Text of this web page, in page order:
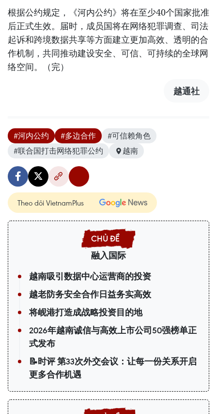
根据公约规定，《河内公约》将在至少40个国家批准
后正式生效。届时，成员国将在网络犯罪调查、司法
起诉和跨境数据共享等方面建立更加高效、透明的合
作机制，共同推动建设安全、可信、可持续的全球网
络空间。（完）
越通社
#河内公约 #多边合作
#可信赖角色
#联合国打击网络犯罪公约
越南
Theo dõi VietnamPlus
融入国际
越南吸引数据中心运营商的投资
越老防务安全合作日益务实高效
将岘港打造成战略投资目的地
2026年越南诚信与高效上市公司50强榜单正
式发布
📝时评 第33次外交会议：让每一份关系开启
更多合作机遇